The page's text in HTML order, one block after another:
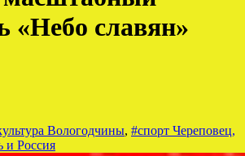
«Небо славян»
Вологодчины, #спорт Череповец,
и Россия